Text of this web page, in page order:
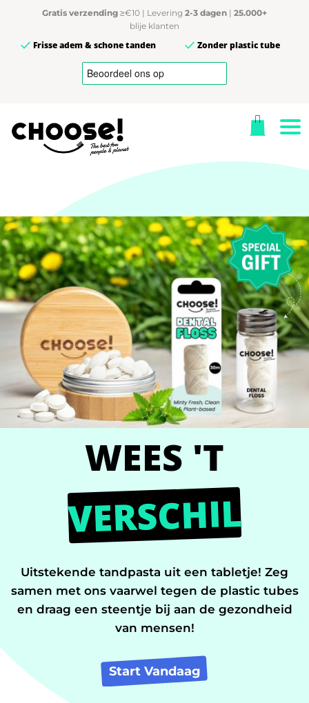
Gratis verzending ≥€10 | Levering 2-3 dagen | 25.000+
blije klanten
Frisse adem & schone tanden Zonder plastic tube
WEES 'T
VERSCHIL
Uitstekende tandpasta uit een tabletje! Zeg
samen met ons vaarwel tegen de plastic tubes
en draag een steentje bij aan de gezondheid
van mensen!
Start Vandaag